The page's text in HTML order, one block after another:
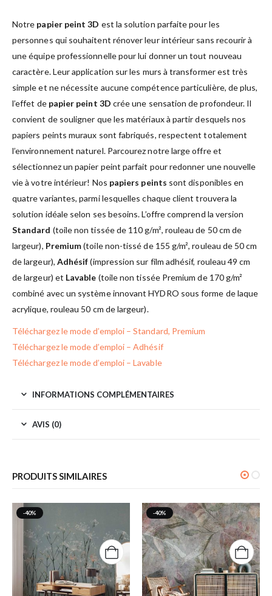
Notre papier peint 3D est la solution parfaite pour les
personnes qui souhaitent rénover leur intérieur sans recourir à
une équipe professionnelle pour lui donner un tout nouveau
caractère. Leur application sur les murs à transformer est très
simple et ne nécessite aucune compétence particulière, de plus,
l’effet de papier peint 3D crée une sensation de profondeur. Il
convient de souligner que les matériaux à partir desquels nos
papiers peints muraux sont fabriqués, respectent totalement
l’environnement naturel. Parcourez notre large offre et
sélectionnez un papier peint parfait pour redonner une nouvelle
vie à votre intérieur! Nos papiers peints sont disponibles en
quatre variantes, parmi lesquelles chaque client trouvera la
solution idéale selon ses besoins. L’offre comprend la version
Standard (toile non tissée de 110 g/m², rouleau de 50 cm de
largeur), Premium(toile non-tissé de 155 g/m², rouleau de 50 cm
de largeur), Adhésif(impression sur film adhésif, rouleau 49 cm
de largeur) et Lavable (toile non tissée Premium de 170 g/m²
combiné avec un système innovant HYDRO sous forme de laque
acrylique, rouleau 50 cm de largeur).
Téléchargez le mode d’emploi – Standard, Premium
Téléchargez le mode d’emploi – Adhésif
Téléchargez le mode d’emploi – Lavable
INFORMATIONS COMPLÉMENTAIRES
AVIS (0)
PRODUITS SIMILAIRES
-40% -40%